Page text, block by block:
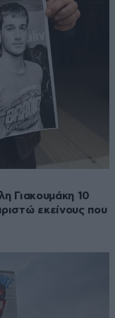
Γιακουμάκη 10
εκείνους που